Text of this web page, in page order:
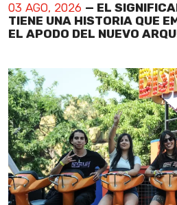
03 AGO, 2026 — EL
TIENE UNA HISTORIA QUE
EL APODO DEL NUEVO